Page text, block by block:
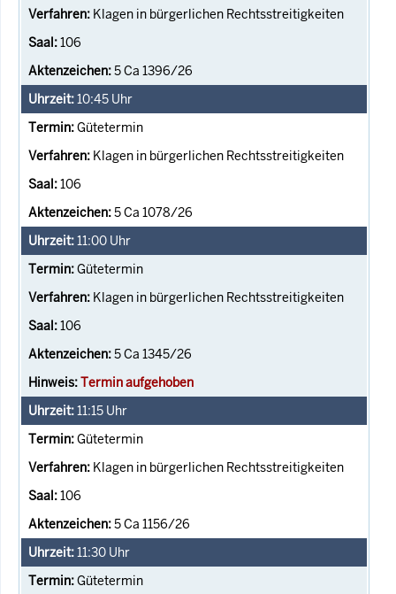
Klagen in bürgerlichen Rechtsstreitigkeiten
106
5 Ca 1396/26
10:45 Uhr
Gütetermin
Klagen in bürgerlichen Rechtsstreitigkeiten
106
5 Ca 1078/26
11:00 Uhr
Gütetermin
Klagen in bürgerlichen Rechtsstreitigkeiten
106
5 Ca 1345/26
Termin aufgehoben
11:15 Uhr
Gütetermin
Klagen in bürgerlichen Rechtsstreitigkeiten
106
5 Ca 1156/26
11:30 Uhr
Gütetermin